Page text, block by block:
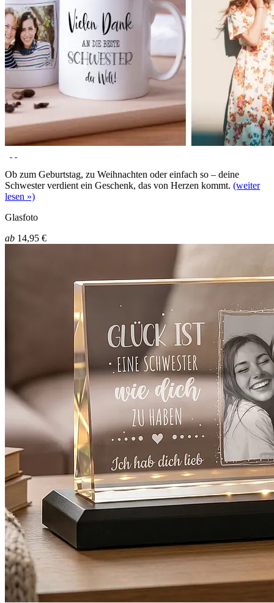
Ob zum Geburtstag, zu Weihnachten oder einfach so – deine
Schwester verdient ein Geschenk, das von Herzen kommt. (weiter
lesen »)
Glasfoto
ab 14,95 €